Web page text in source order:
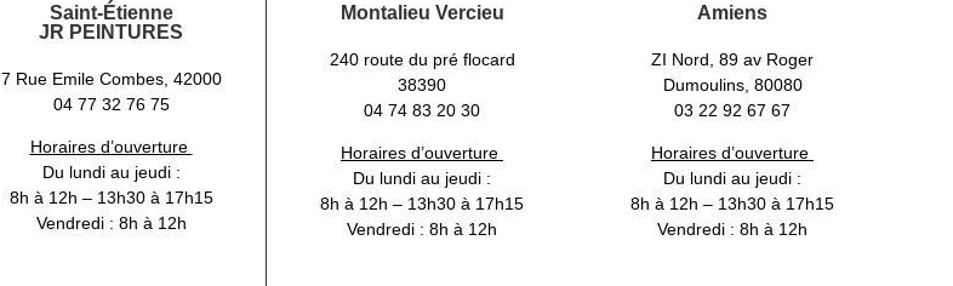
Saint-Étienne
JR PEINTURES
7 Rue Emile Combes, 42000
04 77 32 76 75
Horaires d’ouverture
Du lundi au jeudi :
8h à 12h – 13h30 à 17h15
Vendredi : 8h à 12h
Montalieu Vercieu
240 route du pré flocard
38390
04 74 83 20 30
Horaires d’ouverture
Du lundi au jeudi :
8h à 12h – 13h30 à 17h15
Vendredi : 8h à 12h
Amiens
ZI Nord, 89 av Roger
Dumoulins, 80080
03 22 92 67 67
Horaires d’ouverture
Du lundi au jeudi :
8h à 12h – 13h30 à 17h15
Vendredi : 8h à 12h